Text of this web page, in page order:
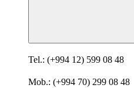
Tel.: (+994 12) 599 08 48
Mob.: (+994 70) 299 08 48